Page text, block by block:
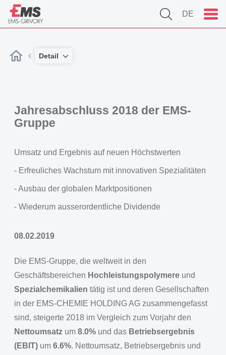
DE
Detail
Jahresabschluss 2018 der EMS-
Gruppe
Umsatz und Ergebnis auf neuen Höchstwerten
- Erfreuliches Wachstum mit innovativen Spezialitäten
- Ausbau der globalen Marktpositionen
- Wiederum ausserordentliche Dividende
08.02.2019
Die EMS-Gruppe, die weltweit in den
Geschäftsbereichen Hochleistungspolymere und
Spezialchemikalien tätig ist und deren Gesellschaften
in der EMS-CHEMIE HOLDING AG zusammengefasst
sind, steigerte 2018 im Vergleich zum Vorjahr den
Nettoumsatz um 8.0% und das Betriebsergebnis
(EBIT) um 6.6%. Nettoumsatz, Betriebsergebnis und